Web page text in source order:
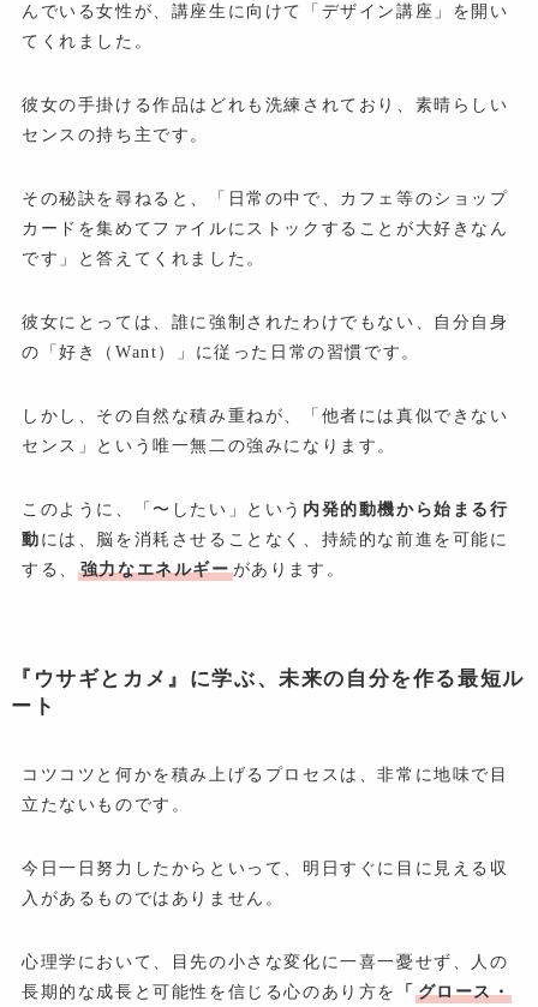
んでいる女性が、講座生に向けて「デザイン講座」を開い
てくれました。
彼女の手掛ける作品はどれも洗練されており、素晴らしい
センスの持ち主です。
その秘訣を尋ねると、「日常の中で、カフェ等のショップ
カードを集めてファイルにストックすることが大好きなん
です」と答えてくれました。
彼女にとっては、誰に強制されたわけでもない、自分自身
の「好き（Want）」に従った日常の習慣です。
しかし、その自然な積み重ねが、「他者には真似できない
センス」という唯一無二の強みになります。
このように、「〜したい」という 内発的動機から始まる行
動 には、脳を消耗させることなく、持続的な前進を可能に
する、
強力なエネルギーがあります。
『ウサギとカメ』に学ぶ、未来の自分を作る最短ル
ート
コツコツと何かを積み上げるプロセスは、非常に地味で目
立たないものです。
今日一日努力したからといって、明日すぐに目に見える収
入があるものではありません。
心理学において、目先の小さな変化に一喜一憂せず、人の
長期的な成長と可能性を信じる心のあり方を
「 グロース・